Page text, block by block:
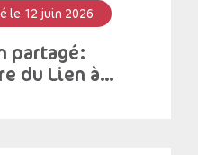
le 12 juin 2026
partagé:
du Lien à